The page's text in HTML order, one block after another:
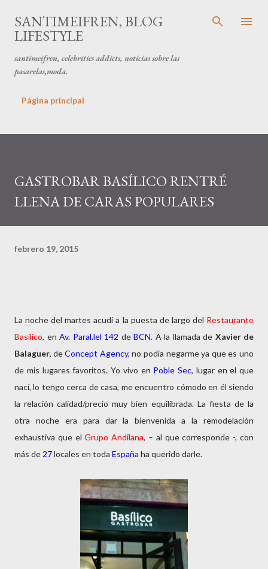
Ir al contenido principal
SANTIMEIFREN, BLOG
LIFESTYLE
santimeifren, celebrities addicts, noticias sobre las
pasarelas,moda.
Página principal
GASTROBAR BASÍLICO RENTRÉ
LLENA DE CARAS POPULARES
febrero 19, 2015
La noche del martes acudí a la puesta de largo del Restaurante
Basílico, en Av. Paral.lel 142 de BCN. A la llamada de Xavier de
Balaguer, deConcept Agency, no podía negarme ya que es uno
de mis lugares favoritos. Yo vivo en Poble Sec, lugar en el que
nací, lo tengo cerca de casa, me encuentro cómodo en él siendo
la relación calidad/precio muy bien equilibrada. La fiesta de la
otra noche era para dar la bienvenida a la remodelación
exhaustiva que elGrupo Andilana, – al que corresponde -, con
más de 27locales en toda España ha querido darle.